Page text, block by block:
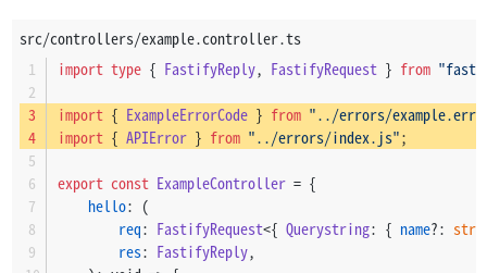
                    errors.
push (req.errorCode
                }
Logger.warn( `[ErrorCode] cannot find the
                }
            }
        }
void res.code(statusCode);
res. send({
            errors,
src/controllers/example.controller.ts
import type { FastifyReply, FastifyRequest } from
import { ExampleErrorCode } from "../errors/
import { APIError } from "../errors/index.js";
export const ExampleController = {
hello: (
req: FastifyRequest<{ Querystring: { name?:
res: FastifyReply,